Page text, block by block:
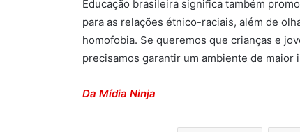
Educação brasileira significa também
para as relações étnico-raciais, além de
homofobia. Se queremos que crianças e
precisamos garantir um ambiente de maior
Da Mídia Ninja